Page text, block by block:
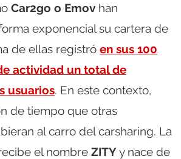
Car2go o Emov han
exponencial su cartera de
de ellas registró en sus 100
actividad un total de
usuarios. En este contexto,
de tiempo que otras
al carro del carsharing. La
el nombre ZITYy nace de